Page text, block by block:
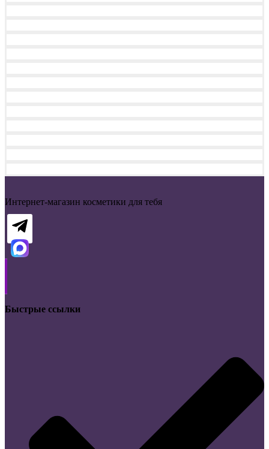
Интернет-магазин косметики для тебя
Быстрые ссылки